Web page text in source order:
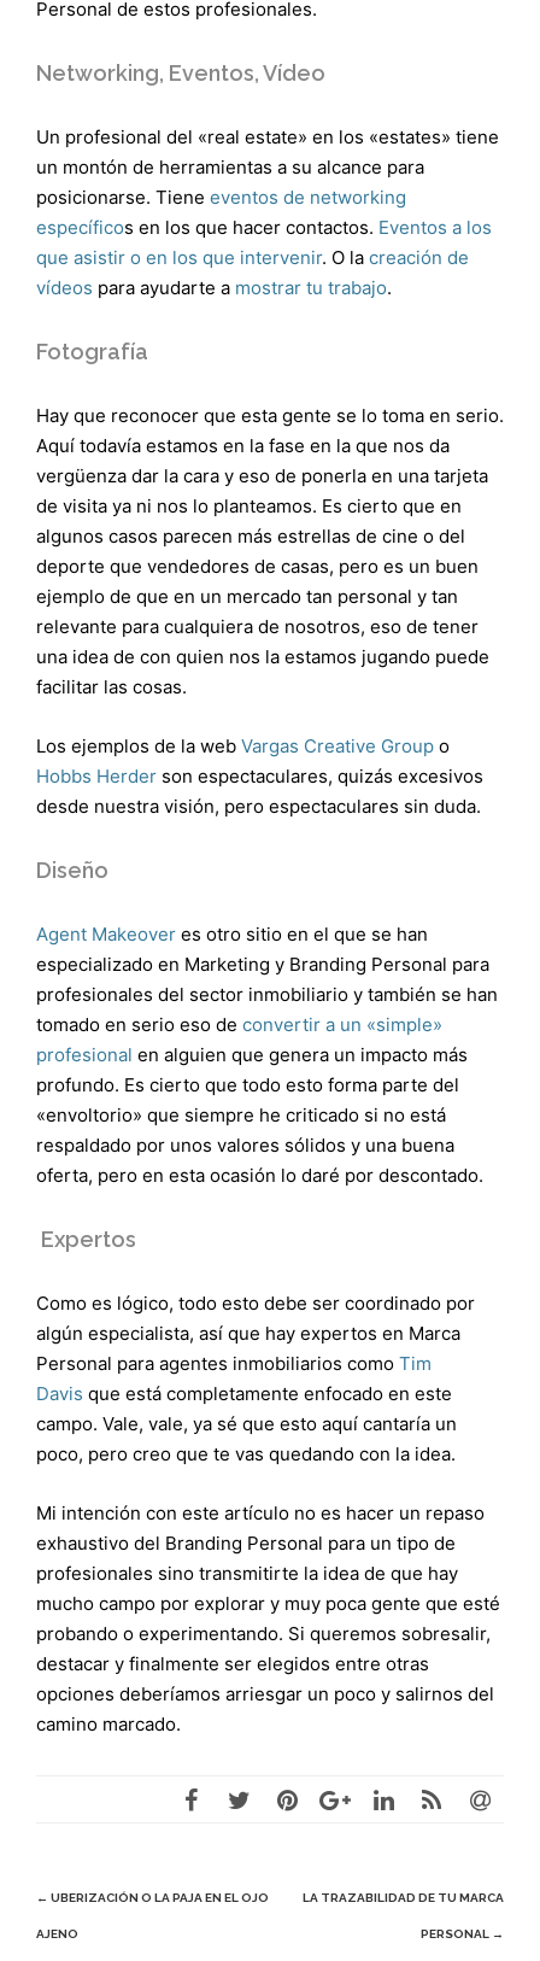
Personal de estos profesionales.
Networking, Eventos, Vídeo
Un profesional del «real estate» en los «estates» tiene
un montón de herramientas a su alcance para
posicionarse. Tiene eventos de networking
específicos en los que hacer contactos. Eventos a los
que asistir o en los que intervenir. O la creación de
vídeos para ayudarte a mostrar tu trabajo.
Fotografía
Hay que reconocer que esta gente se lo toma en serio.
Aquí todavía estamos en la fase en la que nos da
vergüenza dar la cara y eso de ponerla en una tarjeta
de visita ya ni nos lo planteamos. Es cierto que en
algunos casos parecen más estrellas de cine o del
deporte que vendedores de casas, pero es un buen
ejemplo de que en un mercado tan personal y tan
relevante para cualquiera de nosotros, eso de tener
una idea de con quien nos la estamos jugando puede
facilitar las cosas.
Los ejemplos de la web Vargas Creative Group o
Hobbs Herder son espectaculares, quizás excesivos
desde nuestra visión, pero espectaculares sin duda.
Diseño
Agent Makeover es otro sitio en el que se han
especializado en Marketing y Branding Personal para
profesionales del sector inmobiliario y también se han
tomado en serio eso de convertir a un «simple»
profesional en alguien que genera un impacto más
profundo. Es cierto que todo esto forma parte del
«envoltorio» que siempre he criticado si no está
respaldado por unos valores sólidos y una buena
oferta, pero en esta ocasión lo daré por descontado.
Expertos
Como es lógico, todo esto debe ser coordinado por
algún especialista, así que hay expertos en Marca
Personal para agentes inmobiliarios como Tim
Davis que está completamente enfocado en este
campo. Vale, vale, ya sé que esto aquí cantaría un
poco, pero creo que te vas quedando con la idea.
Mi intención con este artículo no es hacer un repaso
exhaustivo del Branding Personal para un tipo de
profesionales sino transmitirte la idea de que hay
mucho campo por explorar y muy poca gente que esté
probando o experimentando. Si queremos sobresalir,
destacar y finalmente ser elegidos entre otras
opciones deberíamos arriesgar un poco y salirnos del
camino marcado.
Navegación
de
← UBERIZACIÓN O LA PAJA EN EL OJO
AJENO
LA TRAZABILIDAD DE TU MARCA
PERSONAL →